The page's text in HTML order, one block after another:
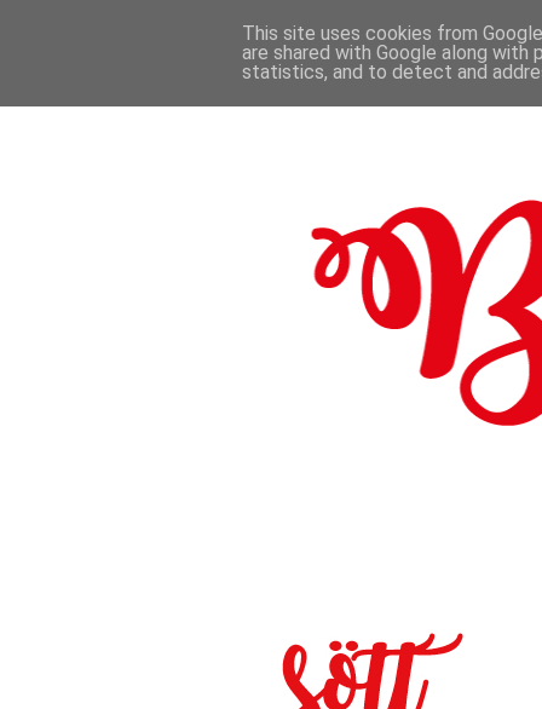
This site uses cookies from
are shared with Google along
statistics, and to detect and